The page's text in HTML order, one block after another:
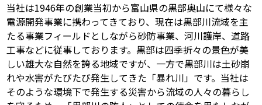
当社は1946年の創業当初から富山県の黒部奥山にて様々な
電源開発事業に携わってきており、現在は黒部川流域を主
たる事業フィールドとしながら砂防事業、河川護岸、道路
工事などに従事しております。黒部は四季折々の景色が美
しい雄大な自然を誇る地域ですが、一方で黒部川は土砂崩
れや水害がたびたび発生してきた「暴れ川」です。当社は
そのような環境下で発生する災害から流域の人々の暮らし